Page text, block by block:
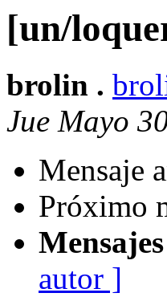
[un/
brolin .
Jue Mayo
Mensaje
Próximo
autor ]